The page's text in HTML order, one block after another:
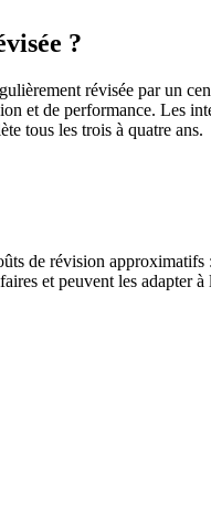
?
révisée par un
et de performance. Les
tous les trois à quatre ans.
de révision
et peuvent les adapter à